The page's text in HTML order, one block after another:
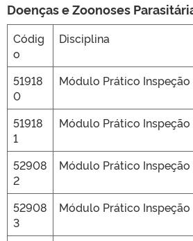
Doenças e Zoonoses
Códig
o
Disciplina
51918
0
Módulo Prático Inspeção
51918
1
Módulo Prático Inspeção
52908
2
Módulo Prático Inspeção
52908
3
Módulo Prático